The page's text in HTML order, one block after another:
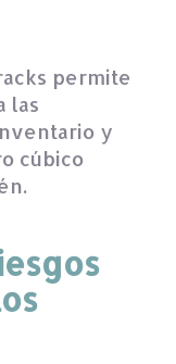
permite
las
y
cúbico